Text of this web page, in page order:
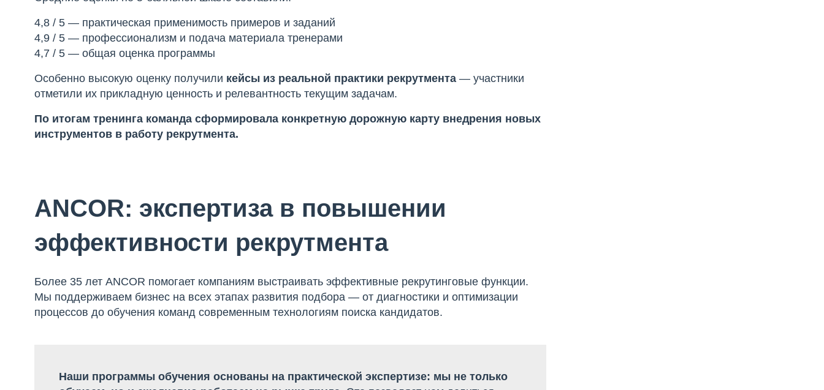
4,8 / 5 — практическая применимость примеров и заданий
4,9 / 5 — профессионализм и подача материала тренерами
4,7 / 5 — общая оценка программы
Особенно высокую оценку получили кейсы из реальной практики рекрутмента — участники
отметили их прикладную ценность и релевантность текущим задачам.
По итогам тренинга команда сформировала конкретную дорожную карту внедрения новых
инструментов в работу рекрутмента.
ANCOR: экспертиза в повышении
эффективности рекрутмента
Более 35 лет ANCOR помогает компаниям выстраивать эффективные рекрутинговые функции.
Мы поддерживаем бизнес на всех этапах развития подбора — от диагностики и оптимизации
процессов до обучения команд современным технологиям поиска кандидатов.
Наши программы обучения основаны на практической экспертизе: мы не только